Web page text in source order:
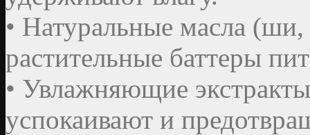
• Натуральные масла
растительные баттеры
• Увлажняющие
успокаивают и